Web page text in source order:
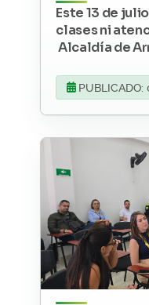
Este 13 de
clases ni
Alcaldía de
PUBLICADO: